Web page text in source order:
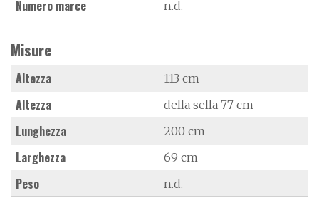
Numero marce n.d.
Misure
Altezza 113 cm
Altezza della sella 77 cm
Lunghezza 200 cm
Larghezza 69 cm
Peso n.d.